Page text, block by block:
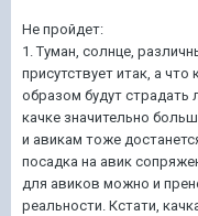
Не пройдет:
1. Туман, солнце,
присутствует итак, а
образом будут страдать
качке значительно
и авикам тоже
посадка на авик
для авиков можно и
реальности. Кстати,